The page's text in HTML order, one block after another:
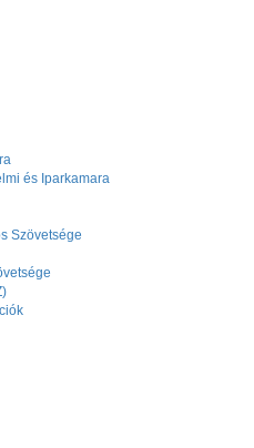
és Iparkamara
Szövetsége